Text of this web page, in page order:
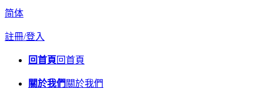
简体
註冊/登入
回首頁回首頁
關於我們 關於我們